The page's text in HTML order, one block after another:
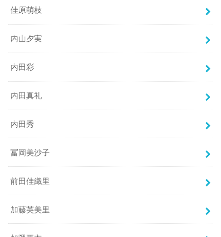
佳原萌枝
内山夕実
内田彩
内田真礼
内田秀
冨岡美沙子
前田佳織里
加藤英美里